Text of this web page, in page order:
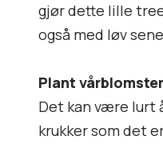
gjør dette lille
også med løv
Plant
Det kan være lurt
krukker som det